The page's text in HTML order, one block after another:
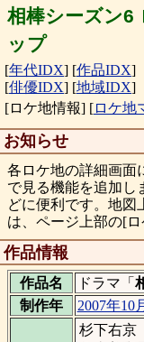
相棒シーズン6
ップ
[年代IDX] [作品IDX]
[俳優IDX] [地域IDX]
[ロケ地情報] [ロケ地
お知らせ
各ロケ地の詳細画面
で見る機能を追加し
どに便利です。地図
は、ページ上部の[
作品情報
作品名 ドラマ「
制作年
2007年10
杉下右京